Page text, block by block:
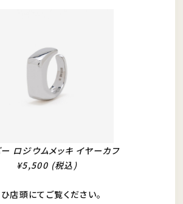
ロジウムメッキ イヤーカフ
¥5,500 (税込)
店頭にてご覧ください。